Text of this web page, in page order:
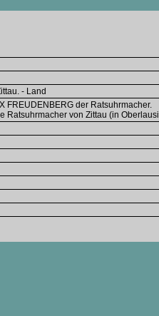
- Land
FREUDENBERG der Ratsuhrmacher.
Ratsuhrmacher von Zittau (in